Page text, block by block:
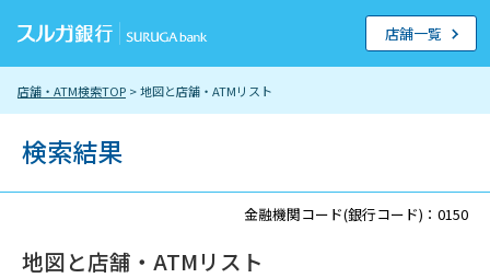
店舗・ATM検索TOP > 地図と店舗・ATMリスト
店舗一覧
検索結果
金融機関コード(銀行コード)：0150
地図と店舗・ATMリスト